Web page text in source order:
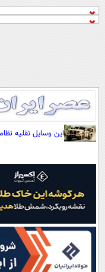
این وسایل نقلیه